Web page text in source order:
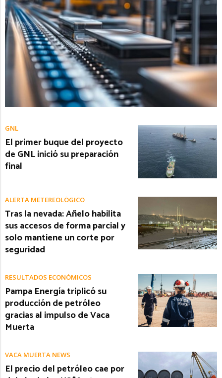
GNL
El primer buque del proyecto
de GNL inició su preparación
final
ALERTA METEREOLÓGICO
Tras la nevada: Añelo habilita
sus accesos de forma parcial y
solo mantiene un corte por
seguridad
RESULTADOS ECONÓMICOS
Pampa Energía triplicó su
producción de petróleo
gracias al impulso de Vaca
Muerta
VACA MUERTA NEWS
El precio del petróleo cae por